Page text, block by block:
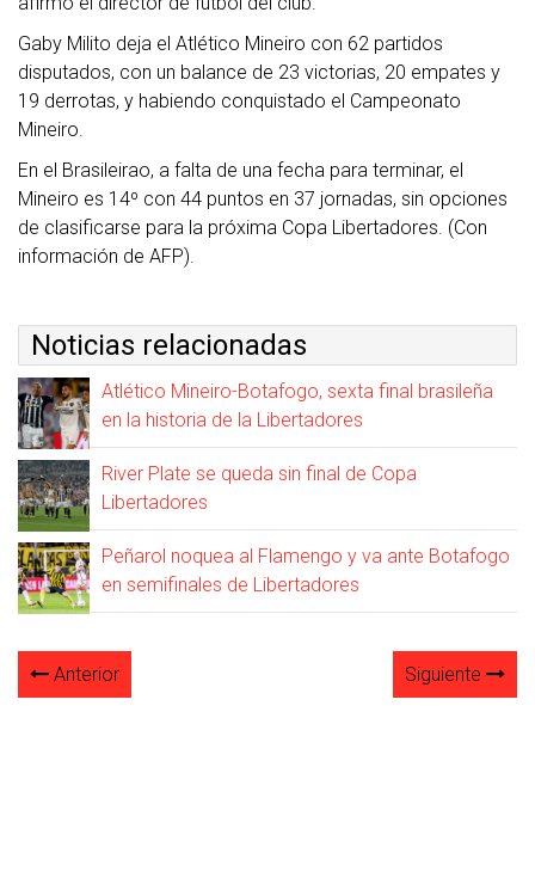
Gaby Milito deja el Atlético Mineiro con 62 partidos
disputados, con un balance de 23 victorias, 20 empates y
19 derrotas, y habiendo conquistado el Campeonato
Mineiro.
En el Brasileirao, a falta de una fecha para terminar, el
Mineiro es 14º con 44 puntos en 37 jornadas, sin opciones
de clasificarse para la próxima Copa Libertadores. (Con
información de AFP).
Noticias relacionadas
Atlético Mineiro-Botafogo, sexta final brasileña
en la historia de la Libertadores
River Plate se queda sin final de Copa
Libertadores
Peñarol noquea al Flamengo y va ante Botafogo
en semifinales de Libertadores
Anterior Siguiente